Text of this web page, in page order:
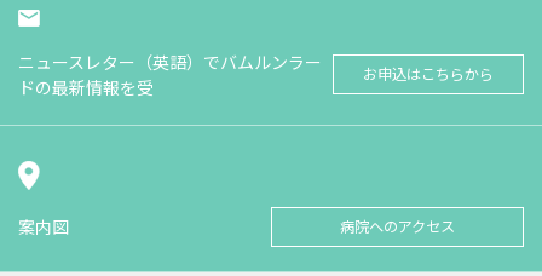
ニュースレター（英語）でバムルンラー
ドの最新情報を受
お申込はこちらから
案内図 病院へのアクセス